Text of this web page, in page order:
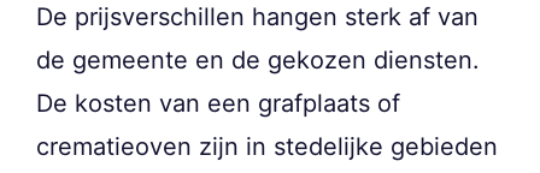
De prijsverschillen hangen sterk af van
de gemeente en de gekozen diensten.
De kosten van een grafplaats of
crematieoven zijn in stedelijke gebieden